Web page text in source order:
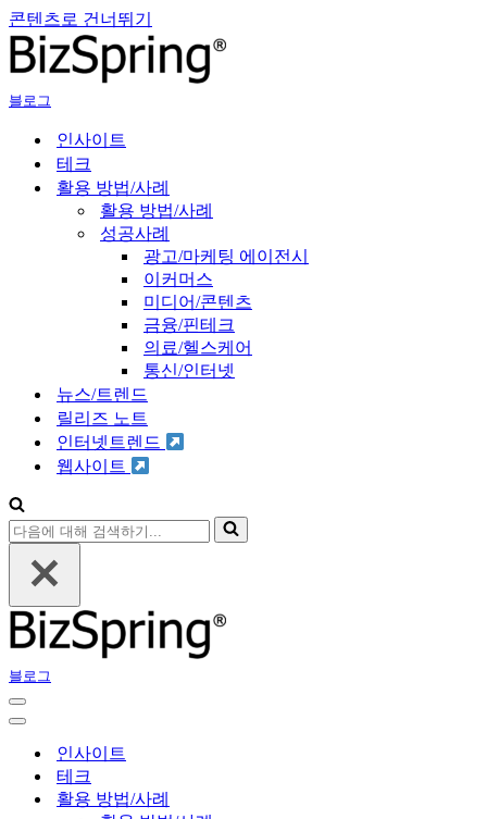
콘텐츠로 건너뛰기
블로그
인사이트
테크
활용 방법/사례
활용 방법/사례
성공사례
광고/마케팅 에이전시
이커머스
미디어/콘텐츠
금융/핀테크
의료/헬스케어
통신/인터넷
뉴스/트렌드
릴리즈 노트
인터넷트렌드
웹사이트
다
음
해
검
하
기...
블로그
내
비
내
인사이트
테크
활용 방법/사례